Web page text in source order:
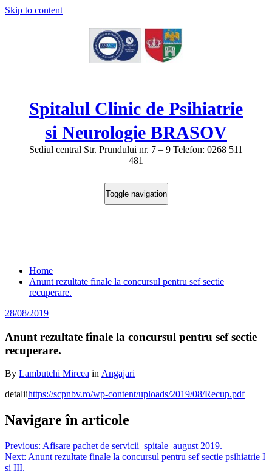
Skip to content
Spitalul Clinic de Psihiatrie
si Neurologie BRASOV
Sediul central Str. Prundului nr. 7 – 9 Telefon: 0268 511
481
Toggle navigation
Home
Anunt rezultate finale la concursul pentru sef sectie
recuperare.
28/08/2019
Anunt rezultate finale la concursul pentru sef sectie
recuperare.
By Lambutchi Mircea in Angajari
detaliihttps://scpnbv.ro/wp-content/uploads/2019/08/Recup.pdf
Navigare în articole
Previous: Afisare pachet de servicii_spitale_august 2019.
Next: Anunt rezultate finale la concursul pentru sef sectie psihiatrie I
si III.